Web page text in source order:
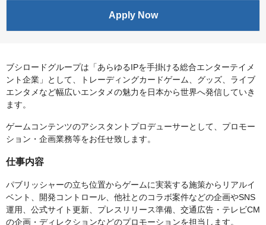
Apply Now
ブシロードグループは「あらゆるIPを手掛ける総合エンターテイメ
ント企業」として、トレーディングカードゲーム、グッズ、ライブ
エンタメなど幅広いエンタメの魅力を日本から世界へ発信していき
ます。
ゲームコンテンツのアシスタントプロデューサーとして、プロモー
ション・企画業務等をお任せ致します。
仕事内容
パブリッシャーの立ち位置からゲームに実装する施策からリアルイ
ベント、開発コントロール、他社とのコラボ案件などの企画やSNS
運用、公式サイト更新、プレスリリース準備、交通広告・テレビCM
の企画・ディレクションなどのプロモーションを担当します。